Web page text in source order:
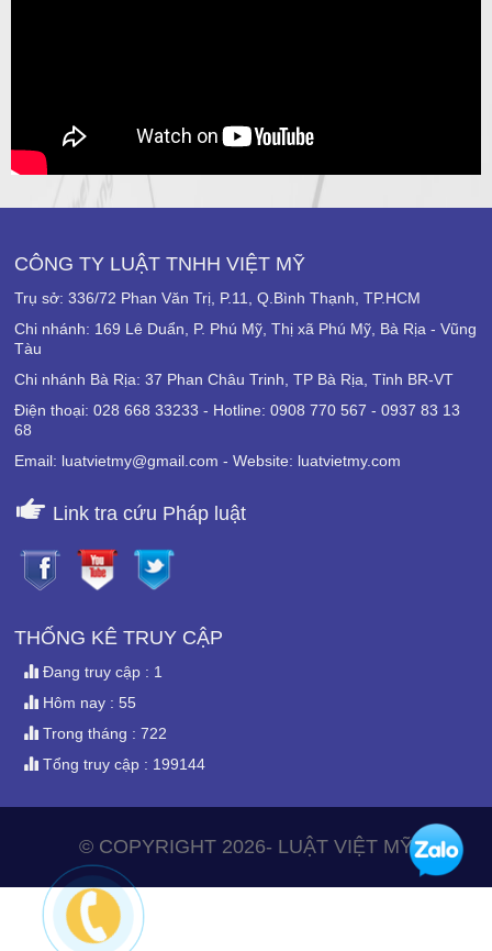
CÔNG TY LUẬT TNHH VIỆT MỸ
Trụ sở: 336/72 Phan Văn Trị, P.11, Q.Bình Thạnh, TP.HCM
Chi nhánh: 169 Lê Duẩn, P. Phú Mỹ, Thị xã Phú Mỹ, Bà Rịa - Vũng
Tàu
Chi nhánh Bà Rịa: 37 Phan Châu Trinh, TP Bà Rịa, Tỉnh BR-VT
Điện thoại: 028 668 33233 - Hotline: 0908 770 567 - 0937 83 13
68
Email: luatvietmy@gmail.com - Website: luatvietmy.com
Link tra cứu Pháp luật
THỐNG KÊ TRUY CẬP
Đang truy cập : 1
Hôm nay : 55
Trong tháng : 722
Tổng truy cập : 199144
© COPYRIGHT 2026- LUẬT VIỆT MỸ